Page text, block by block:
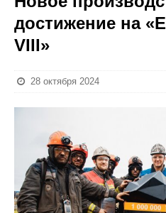
достижение на
VIII»
28 октября 2024